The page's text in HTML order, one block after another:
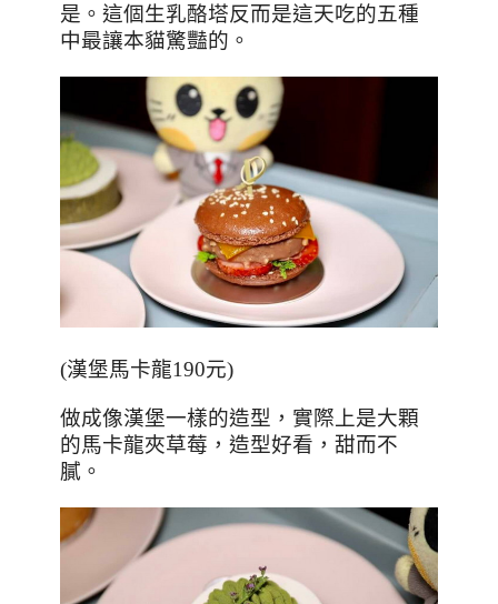
是。這個生乳酪塔反而是這天吃的五種
中最讓本貓驚豔的。
(漢堡馬卡龍190元)
做成像漢堡一樣的造型，實際上是大顆
的馬卡龍夾草莓，造型好看，甜而不
膩。